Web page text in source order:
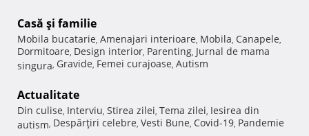
Casă şi familie
Mobila bucatarie, Amenajari interioare, Mobila, Canapele,
Dormitoare, Design interior, Parenting, Jurnal de mama
singura, Gravide, Femei curajoase, Autism
Actualitate
Din culise, Interviu, Stirea zilei, Tema zilei, Iesirea din
autism, Despărţiri celebre, Vesti Bune, Covid-19, Pandemie